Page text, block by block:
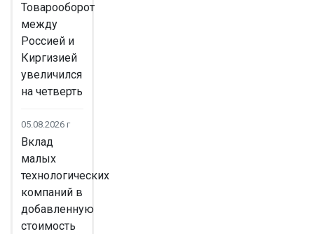
Товарооборот
между
Россией и
Киргизией
увеличился
на четверть
05.08.2026 г
Вклад
малых
технологических
компаний в
добавленную
стоимость